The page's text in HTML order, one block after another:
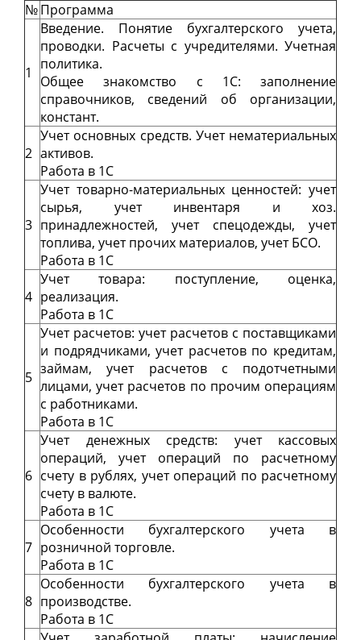
№Программа
1
Введение. Понятие бухгалтерского учета,
проводки. Расчеты с учредителями. Учетная
политика.
Общее знакомство с 1С: заполнение
справочников, сведений об организации,
констант.
2
Учет основных средств. Учет нематериальных
активов.
Работа в 1С
3
Учет товарно-материальных ценностей: учет
сырья, учет инвентаря и хоз.
принадлежностей, учет спецодежды, учет
топлива, учет прочих материалов, учет БСО.
Работа в 1С
4
Учет товара: поступление, оценка,
реализация.
Работа в 1С
5
Учет расчетов: учет расчетов с поставщиками
и подрядчиками, учет расчетов по кредитам,
займам, учет расчетов с подотчетными
лицами, учет расчетов по прочим операциям
с работниками.
Работа в 1С
6
Учет денежных средств: учет кассовых
операций, учет операций по расчетному
счету в рублях, учет операций по расчетному
счету в валюте.
Работа в 1С
7
Особенности бухгалтерского учета в
розничной торговле.
Работа в 1С
8
Особенности бухгалтерского учета в
производстве.
Работа в 1С